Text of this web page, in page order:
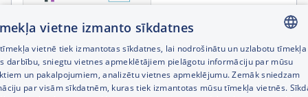
LATVIAN
RUSSIAN
vietne izmanto sīkdatnes
vietnē tiek izmantotas sīkdatnes, lai nodrošinātu un uzlabotu tīmekļa
darbību, sniegtu vietnes apmeklētājiem pielāgotu informāciju par mūsu
un pakalpojumiem, analizētu vietnes apmeklējumu. Zemāk sniedzam
par visām sīkdatnēm, kuras tiek izmantotas mūsu tīmekļa vietnēs.